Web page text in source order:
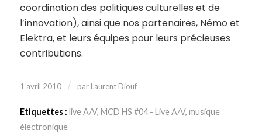
coordination des politiques culturelles et de
l’innovation), ainsi que nos partenaires, Némo et
Elektra, et leurs équipes pour leurs précieuses
contributions.
1 avril 2010 / par Laurent Diouf
Etiquettes : live A/V, MCD HS #04 - Live A/V, musique
électronique